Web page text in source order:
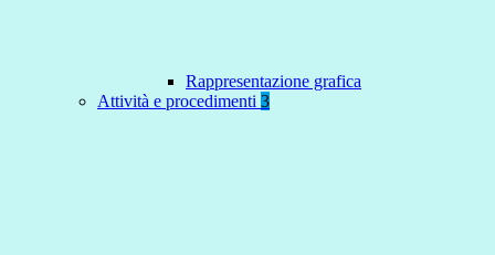
Rappresentazione grafica
Attività e procedimenti 3